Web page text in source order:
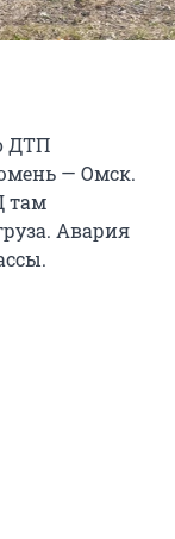
ДТП
— Омск.
там
Авария